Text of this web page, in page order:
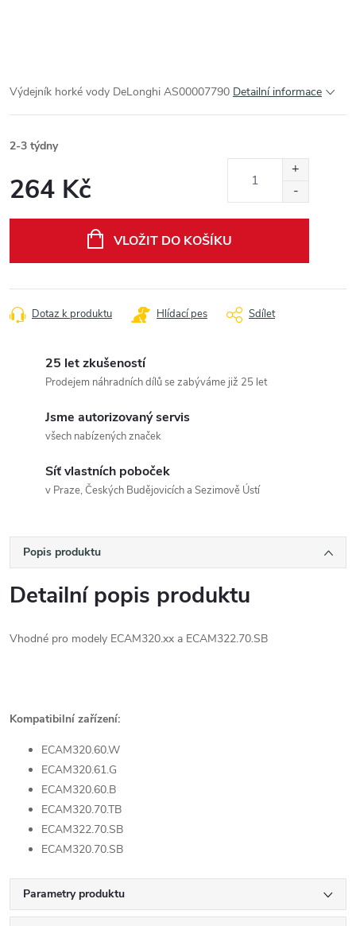
Výdejník horké vody DeLonghi AS00007790 Detailní informace
2-3 týdny
264 Kč
VLOŽIT DO KOŠÍKU
Dotaz k produktu Hlídací pes Sdílet
25 let zkušeností
Prodejem náhradních dílů se zabýváme již 25 let
Jsme autorizovaný servis
všech nabízených značek
Síť vlastních poboček
v Praze, Českých Budějovicích a Sezimově Ústí
Popis produktu
Detailní popis produktu
Vhodné pro modely ECAM320.xx a ECAM322.70.SB
Kompatibilní zařízení:
ECAM320.60.W
ECAM320.61.G
ECAM320.60.B
ECAM320.70.TB
ECAM322.70.SB
ECAM320.70.SB
Parametry produktu